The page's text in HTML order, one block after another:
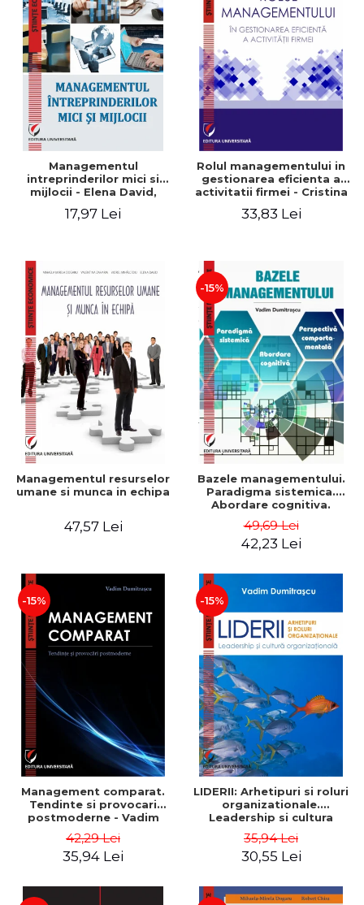
Managementul
intreprinderilor mici si
mijlocii - Elena David,
Roxana Carmen Ionescu,
17,97 Lei
Rolul managementului in
gestionarea eficienta a
activitatii firmei - Cristina
Gabriel Nastase, Mihaela-
33,83 Lei
Managementul resurselor
umane si munca in echipa
47,57 Lei
-15%
Bazele managementului.
Paradigma sistemica.
Abordare cognitiva.
comportamentala - Vadim
Dumitrascu
49,69 Lei
42,23 Lei
-15%
Management comparat.
Tendinte si provocari
postmoderne - Vadim
42,29 Lei
35,94 Lei
-15%
LIDERII: Arhetipuri si roluri
organizationale.
Leadership si cultura
Dumitrascu
35,94 Lei
30,55 Lei